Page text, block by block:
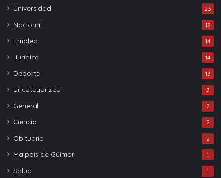
Universidad 23
Nacional 18
Empleo 14
Jurídico 14
Deporte 13
Uncategorized 5
General 2
Ciencia 2
Obituario 2
Malpaís de Güímar 1
Salud 1